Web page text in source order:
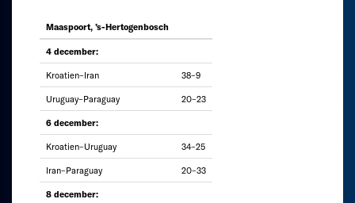
Maaspoort, ’s-Hertogenbosch
4 december:
Kroatien–Iran 38–9
Uruguay–Paraguay 20–23
6 december:
Kroatien–Uruguay 34–25
Iran–Paraguay 20–33
8 december: